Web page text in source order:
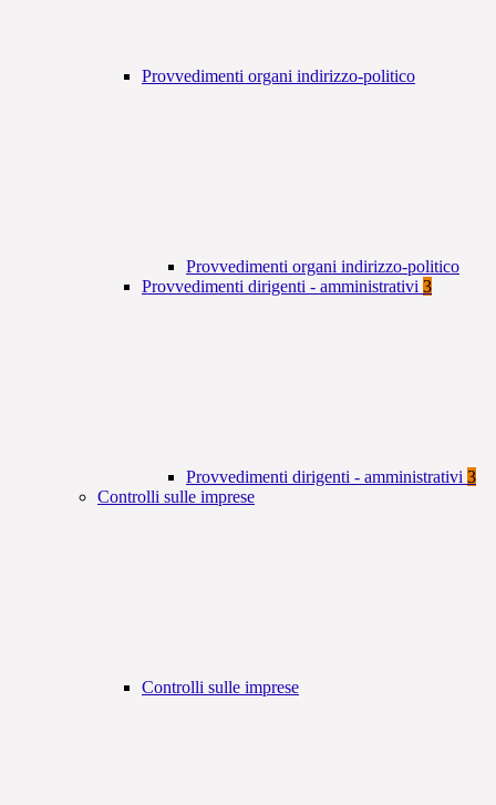
Provvedimenti organi indirizzo-politico
Provvedimenti organi indirizzo-politico
Provvedimenti dirigenti - amministrativi 3
Provvedimenti dirigenti - amministrativi 3
Controlli sulle imprese
Controlli sulle imprese